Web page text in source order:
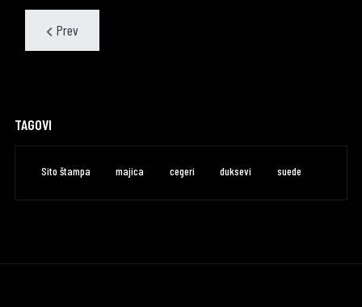
Prev
TAGOVI
Sito štampa majica cegeri duksevi suede